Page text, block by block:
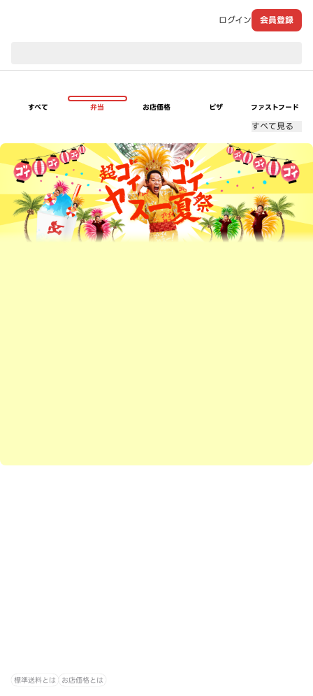
ログイン 会員登録
すべて 弁当 お店価格 ピザ ファストフード
すべて見る
超ゴイゴイヤスー夏祭
標準送料とは お店価格とは